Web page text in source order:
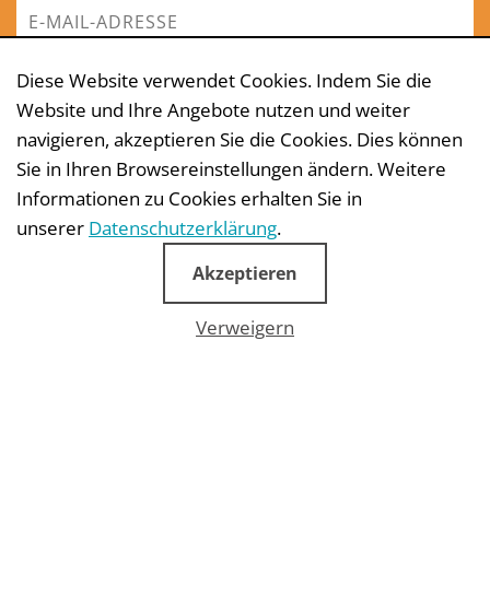
ANMELDEN
TELEFON: +49 (0)30 30 80 96 49
Diese Website verwendet Cookies. Indem Sie die
Website und Ihre Angebote nutzen und weiter
navigieren, akzeptieren Sie die Cookies. Dies können
Sie in Ihren Browsereinstellungen ändern. Weitere
Informationen zu Cookies erhalten Sie in
unserer Datenschutzerklärung.
Akzeptieren
Verweigern